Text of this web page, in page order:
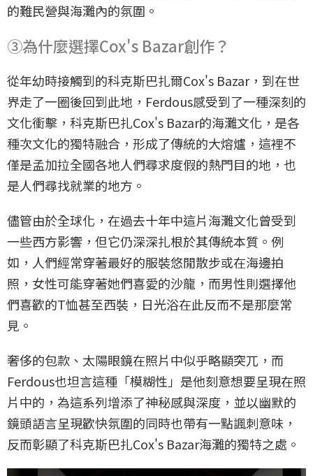
的難民營與海灘內的氛圍。
③為什麼選擇Cox's Bazar創作？
從年幼時接觸到的科克斯巴扎爾Cox's Bazar，到在世
界走了一圈後回到此地，Ferdous感受到了一種深刻的
文化衝擊，科克斯巴扎Cox's Bazar的海灘文化，是各
種次文化的獨特融合，形成了傳統的大熔爐，這裡不
僅是孟加拉全國各地人們尋求度假的熱門目的地，也
是人們尋找就業的地方。
儘管由於全球化，在過去十年中這片海灘文化曾受到
一些西方影響，但它仍深深扎根於其傳統本質。例
如，人們經常穿著最好的服裝悠閒散步或在海邊拍
照，女性可能穿著她們喜愛的沙龍，而男性則選擇他
們喜歡的T恤甚至西裝，日光浴在此反而不是那麼常
見。
奢侈的包款、太陽眼鏡在照片中似乎略顯突兀，而
Ferdous也坦言這種「模糊性」是他刻意想要呈現在照
片中的，為這系列增添了神秘感與深度，並以幽默的
鏡頭語言呈現歡快氛圍的同時也帶有一點諷刺意味，
反而彰顯了科克斯巴扎Cox's Bazar海灘的獨特之處。